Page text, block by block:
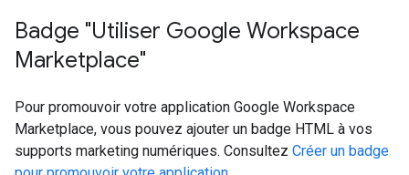
Badge "Utiliser Google Workspace
Marketplace"
Pour promouvoir votre application Google Workspace
Marketplace, vous pouvez ajouter un badge HTML à vos
supports marketing numériques. Consultez Créer un badge